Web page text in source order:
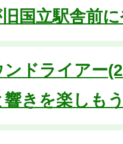
国立駅舎前
ドライアー
響きを楽しも